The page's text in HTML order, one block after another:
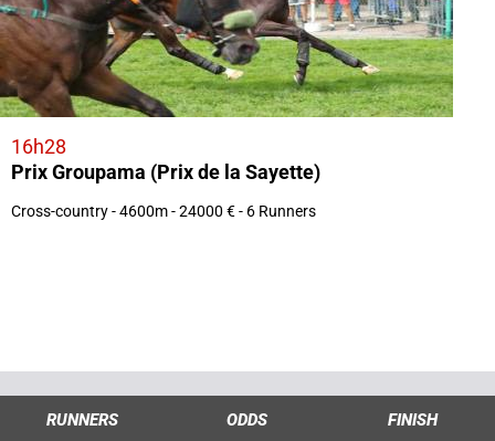
16h28
Prix Groupama (Prix de la Sayette)
Cross-country - 4600m - 24000 € - 6 Runners
RUNNERS ODDS FINISH